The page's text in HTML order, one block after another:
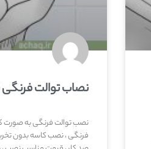
نصاب توالت
نصب توالت فرنگی به صورت
فرنگی ، نصب کاسه بدون